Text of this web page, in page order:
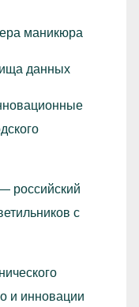
маникюра
данных
российский
с
и инновации